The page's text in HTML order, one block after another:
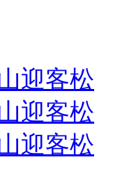
迎客松
迎客松
迎客松